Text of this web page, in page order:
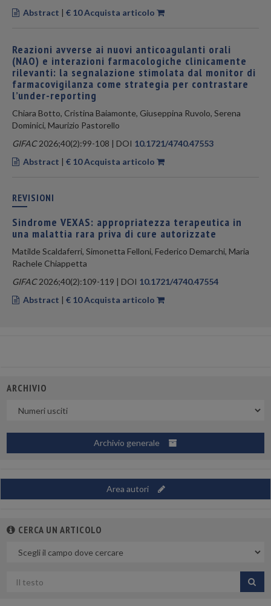
Abstract | € 10 Acquista articolo
Reazioni avverse ai nuovi anticoagulanti orali
(NAO) e interazioni farmacologiche clinicamente
rilevanti: la segnalazione stimolata dal monitor di
farmacovigilanza come strategia per contrastare
l’under-reporting
Chiara Botto, Cristina Baiamonte, Giuseppina Ruvolo, Serena
Dominici, Maurizio Pastorello
GIFAC2026;40(2):99-108 | DOI 10.1721/4740.47553
Abstract | € 10 Acquista articolo
REVISIONI
Sindrome VEXAS: appropriatezza terapeutica in
una malattia rara priva di cure autorizzate
Matilde Scaldaferri, Simonetta Felloni, Federico Demarchi, Maria
Rachele Chiappetta
GIFAC2026;40(2):109-119 | DOI 10.1721/4740.47554
Abstract | € 10 Acquista articolo
ARCHIVIO
Archivio generale
Area autori
CERCA UN ARTICOLO
campo
per